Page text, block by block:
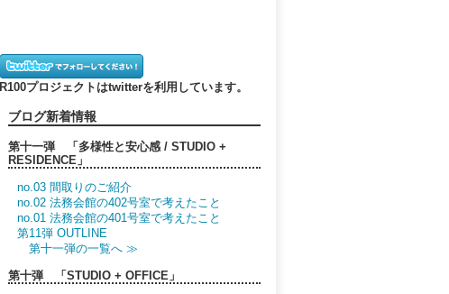
R100プロジェクトはtwitterを利用しています。
ブログ新着情報
第十一弾 「多様性と安心感 / STUDIO +
RESIDENCE」
no.03 間取りのご紹介
no.02 法務会館の402号室で考えたこと
no.01 法務会館の401号室で考えたこと
第11弾 OUTLINE
第十一弾の一覧へ ≫
第十弾 「STUDIO + OFFICE」